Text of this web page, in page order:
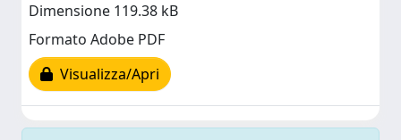
Dimensione 119.38 kB
Formato Adobe PDF
Visualizza/Apri